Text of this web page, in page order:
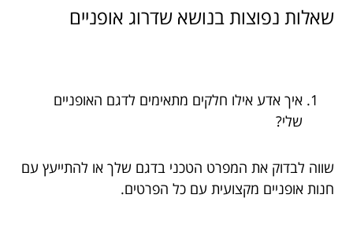
שאלות נפוצות בנושא שדרוג אופניים
איך אדע אילו חלקים מתאימים לדגם האופניים
שלי?
שווה לבדוק את המפרט הטכני בדגם שלך או להתייעץ עם
חנות אופניים מקצועית עם כל הפרטים.